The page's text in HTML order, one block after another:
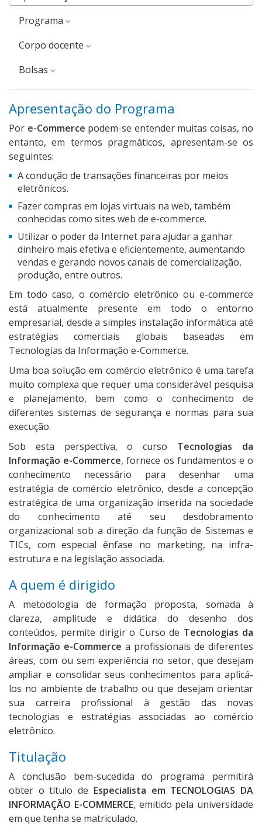
Programa
corpo docente
Bolsas
Apresentação do Programa
Por e-Commerce podem-se entender muitas coisas, no
entanto, em termos pragmáticos, apresentam-se os
seguintes:
A condução de transações financeiras por meios
eletrônicos.
Fazer compras em lojas virtuais na web, também
conhecidas como sites web de e-commerce.
Utilizar o poder da Internet para ajudar a ganhar
dinheiro mais efetiva e eficientemente, aumentando
vendas e gerando novos canais de comercialização,
produção, entre outros.
Em todo caso, o comércio eletrônico ou e-commerce
está atualmente presente em todo o entorno
empresarial, desde a simples instalação informática até
estratégias comerciais globais baseadas em
Tecnologias da Informação e-Commerce.
Uma boa solução em comércio eletrônico é uma tarefa
muito complexa que requer uma considerável pesquisa
e planejamento, bem como o conhecimento de
diferentes sistemas de segurança e normas para sua
execução.
Sob esta perspectiva, o curso Tecnologias da
Informação e-Commerce, fornece os fundamentos e o
conhecimento necessário para desenhar uma
estratégia de comércio eletrônico, desde a concepção
estratégica de uma organização inserida na sociedade
do conhecimento até seu desdobramento
organizacional sob a direção da função de Sistemas e
TICs, com especial ênfase no marketing, na infra-
estrutura e na legislação associada.
A quem é dirigido
A metodologia de formação proposta, somada à
clareza, amplitude e didática do desenho dos
conteúdos, permite dirigir o Curso de Tecnologias da
Informação e-Commerce a profissionais de diferentes
áreas, com ou sem experiência no setor, que desejam
ampliar e consolidar seus conhecimentos para aplicá-
los no ambiente de trabalho ou que desejam orientar
sua carreira profissional à gestão das novas
tecnologias e estratégias associadas ao comércio
eletrônico.
Titulação
A conclusão bem-sucedida do programa permitirá
obter o título de Especialista em TECNOLOGIAS DA
INFORMAÇÃO E-COMMERCE, emitido pela universidade
em que tenha se matriculado.